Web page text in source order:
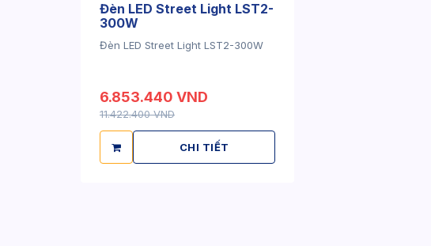
Đèn LED Street Light LST2-
300W
Đèn LED Street Light LST2-300W
6.853.440 VND
11.422.400 VND
CHI TIẾT